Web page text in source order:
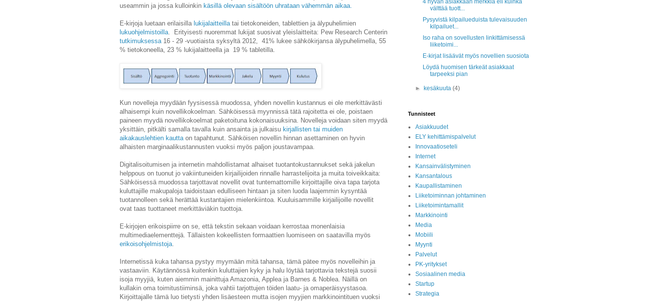
useammin ja jossa kulloinkin käsillä olevaan sisältöön uhrataan vähemmän aikaa.
E-kirjoja luetaan erilaisilla lukijalaitteilla tai tietokoneiden, tablettien ja älypuhelimien
lukuohjelmistoilla . Erityisesti nuoremmat lukijat suosivat yleislaitteita: Pew Research Centerin
tutkimuksessa 16 - 29 -vuotiaista syksyltä 2012, 41% lukee sähkökirjansa älypuhelimella, 55
% tietokoneella, 23 % lukijalaitteella ja 19 % tabletilla.
Kun novelleja myydään fyysisessä muodossa, yhden novellin kustannus ei ole merkittävästi
alhaisempi kuin novellikokoelman. Sähköisessä myynnissä tätä rajoitetta ei ole, poistaen
paineen myydä novellikokoelmat paketoituna kokonaisuuksina. Novelleja voidaan siten myydä
yksittäin, pitkälti samalla tavalla kuin ansainta ja julkaisu kirjallisten tai muiden
aikakauslehtien kautta on tapahtunut. Sähköisen novellin hinnan asettaminen on hyvin
alhaisten marginaalikustannusten vuoksi myös paljon joustavampaa.
Digitalisoitumisen ja internetin mahdollistamat alhaiset tuotantokustannukset sekä jakelun
helppous on tuonut jo vakiintuneiden kirjailijoiden rinnalle harrastelijoita ja muita toiveikkaita:
Sähköisessä muodossa tarjottavat novellit ovat tuntemattomille kirjoittajille oiva tapa tarjota
kuluttajille makupaloja taidoistaan edulliseen hintaan ja siten luoda laajemmin kysyntää
tuotannolleen sekä herättää kustantajien mielenkiintoa. Kuuluisammille kirjailijoille novellit
ovat taas tuottaneet merkittäviäkin tuottoja.
E-kirjojen erikoispiirre on se, että tekstin sekaan voidaan kerrostaa monenlaisia
multimediaelementtejä. Tällaisten kokeellisten formaattien luomiseen on saatavilla myös
erikoisohjelmistoja
Internetissä kuka tahansa pystyy myymään mitä tahansa, tämä pätee myös novelleihin ja
vastaaviin. Käytännössä kuitenkin kuluttajien kyky ja halu löytää tarjottavia tekstejä suosii
isoja myyjiä, kuten aiemmin mainittuja Amazonia, Applea ja Barnes & Noblea. Näillä on
kullakin oma toimitustiiminsä, joka vahtii tarjottujen töiden laatu- ja omaperäisyystasoa.
Kirjoittajalle tämä luo tietysti yhden lisäesteen mutta isojen myyjien markkinointituen vuoksi
4 hyvän asiakkaan merkkiä eli kuinka
välttää tuott...
Pysyvistä kilpailueduista tulevaisuuden
kilpailuet...
Iso raha on sovellusten linkittämisessä
liiketoimi...
E-kirjat lisäävät myös novellien suosiota
Löydä huomisen tärkeät asiakkaat
tarpeeksi pian
► kesäkuuta(4)
Tunnisteet
Asiakkuudet
ELY kehittämispalvelut
Innovaatioseteli
Internet
Kansainvälistyminen
Kansantalous
Kaupallistaminen
Liiketoiminnan johtaminen
Liiketoimintamallit
Markkinointi
Media
Mobiili
Myynti
Palvelut
PK-yritykset
Sosiaalinen media
Startup
Strategia